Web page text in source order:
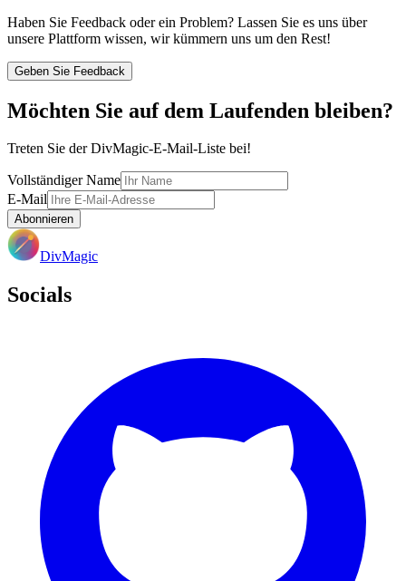
Haben Sie Feedback oder ein Problem? Lassen Sie es uns über
unsere Plattform wissen, wir kümmern uns um den Rest!
Geben Sie Feedback
Möchten Sie auf dem Laufenden bleiben?
Treten Sie der DivMagic-E-Mail-Liste bei!
Vollständiger Name
E-Mail
Abonnieren
DivMagic
Socials